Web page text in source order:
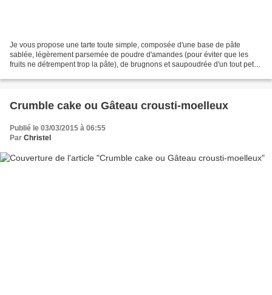
Je vous propose une tarte toute simple, composée d'une base de pâte
sablée, légèrement parsemée de poudre d'amandes (pour éviter que les
fruits ne détrempent trop la pâte), de brugnons et saupoudrée d'un tout petit
Crumble cake ou Gâteau crousti-moelleux
Publié le 03/03/2015 à 06:55
Par Christel